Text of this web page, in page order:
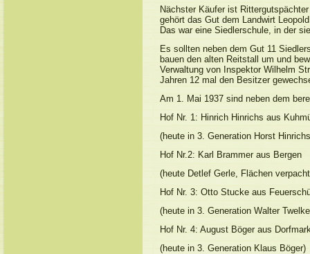
Nächster Käufer ist
gehört das Gut dem Landwirt
Das war eine Siedlerschule, in der
Es sollten neben dem Gut 11
bauen den alten Reitstall um und
Verwaltung von Inspektor Wilhelm
Jahren 12 mal den Besitzer
Am 1. Mai 1937 sind neben dem
Hof Nr. 1: Hinrich Hinrichs aus
(heute in 3. Generation Horst
Hof Nr.2: Karl Brammer aus Bergen
(heute Detlef Gerle, Flächen
Hof Nr. 3: Otto Stucke aus
(heute in 3. Generation Walter
Hof Nr. 4: August Böger aus
(heute in 3. Generation Klaus Böger)